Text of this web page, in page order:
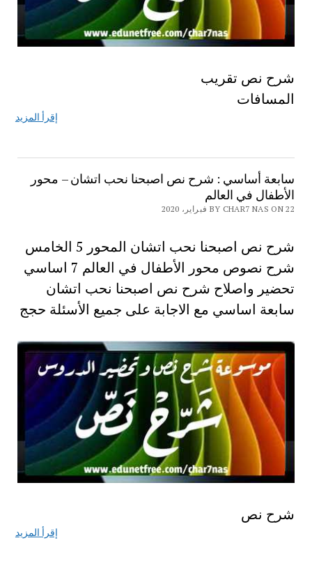
شرح نص تقريب
المسافات
إقرأ المزيد
سابعة أساسي : شرح نص اصبحنا نحب اتشان – محور
الأطفال في العالم
BY CHAR7 NAS ON 22 فبراير، 2020
شرح نص اصبحنا نحب اتشان المحور 5 الخامس
شرح نصوص محور الأطفال في العالم 7 اساسي
تحضير واصلاح شرح نص اصبحنا نحب اتشان
سابعة اساسي مع الاجابة على جميع الأسئلة حجج
شرح نص
إقرأ المزيد